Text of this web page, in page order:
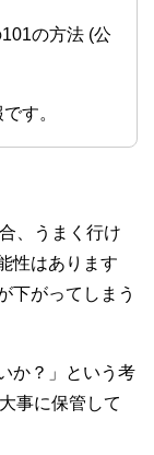
の方法 (公
す。
、うまく行け
性はあります
下がってしまう
か？」という考
事に保管して